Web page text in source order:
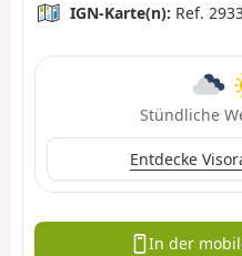
IGN-Karte(n): Ref.
Stündliche
Entdecke
In der